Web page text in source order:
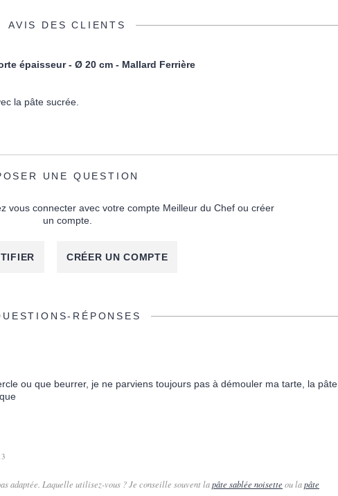
AVIS DES CLIENTS
épaisseur - Ø 20 cm - Mallard Ferrière
la pâte sucrée.
UNE QUESTION
vous connecter avec votre compte Meilleur du Chef ou créer
un compte.
CRÉER UN COMPTE
RÉPONSES
ou que beurrer, je ne parviens toujours pas à démouler ma tarte, la pâte
adaptée. Laquelle utilisez-vous ? Je conseille souvent lapâte sablée noisette ou lapâte